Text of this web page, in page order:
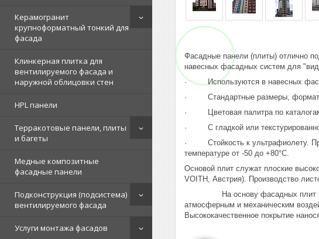
Керамогранит
крупноформатный тонкий для
фасада
Клинкерная плитка для
вентилируемого фасада и
наружной облицовки стен
HPL панели
Терракотовые панели, плиты
и багеты
Медные композитные
фасадные панели
Подконструкция (подсистема)
вентилируемого фасада
Услуги монтажа фасадов
Фасадные панели (плиты) отлично
навесных фасадных систем для
· Используются в навесных
· Стандартные размеры, форматы:
· Цветовая палитра по каталогам
· С гладкой или
· Стойкость к ультрафиолету.
температуре от -50 до +80°С.
Основой плит служат плоские
VOITH, Австрия). Производство
На основу фасадных плит
атмосферным и механическим
Высококачественное покрытие